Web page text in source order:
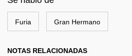
Furia Gran Hermano
NOTAS RELACIONADAS